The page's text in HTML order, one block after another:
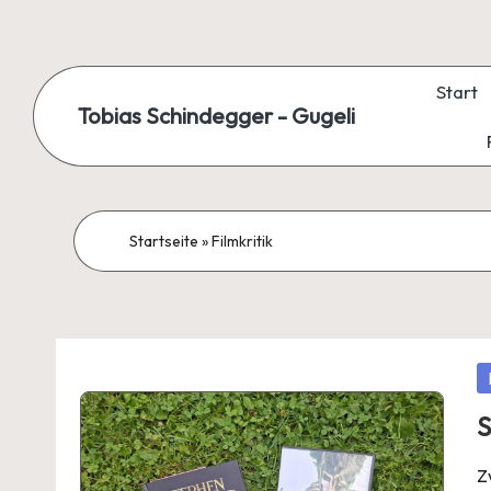
content
Tobias Schindegger - Gugeli
Start
Startseite »Filmkritik